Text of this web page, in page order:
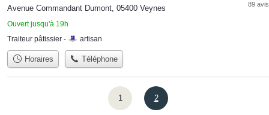
Avenue Commandant Dumont, 05400 Veynes
Ouvert jusqu'à 19h
89 avis
Traiteur pâtissier - artisan
Horaires Téléphone
1 2